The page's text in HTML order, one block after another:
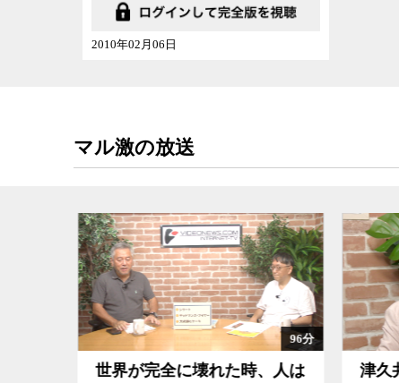
2010年02月06日
マル激の放送
104分
津久井やまゆり園事件の検証
な